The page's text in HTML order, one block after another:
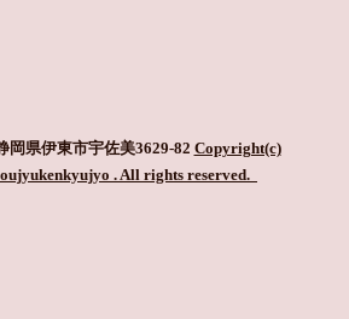
岡県伊東市宇佐美3629-82 Copyright(c)
. All rights reserved.